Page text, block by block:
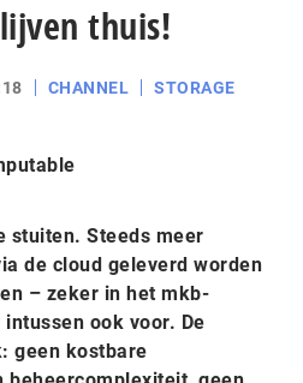
thuis!
CHANNEL STORAGE
stuiten. Steeds meer
de cloud geleverd worden
– zeker in het mkb-
ook voor. De
geen kostbare